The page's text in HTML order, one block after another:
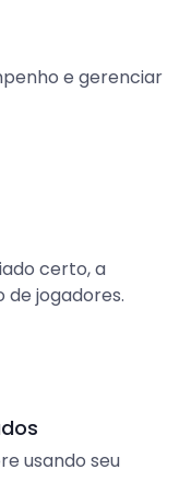
e gerenciar
certo, a
jogadores.
usando seu